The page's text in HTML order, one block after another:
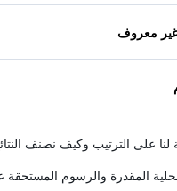
لنا على الترتيب وكيف نصنف
المقدرة والرسوم المستحقة